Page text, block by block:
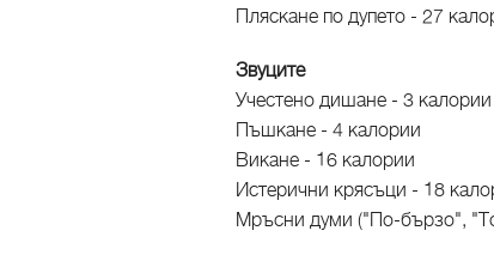
Пляскане по дупето - 27
Звуците
Учестено дишане - 3 калории
Пъшкане - 4 калории
Викане - 16 калории
Истерични крясъци - 18
Мръсни думи ("По-бързо",